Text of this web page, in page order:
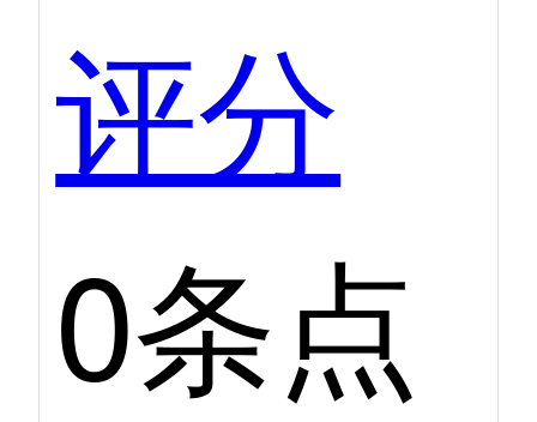
评分
0条点